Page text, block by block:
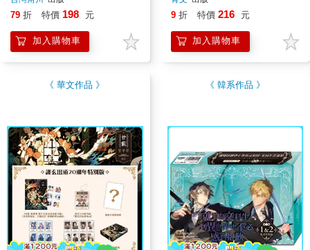
79 折 特價 198 元
加入購物車
9 折 特價 216 元
加入購物車
《 華文作品 》 《 韓系作品 》